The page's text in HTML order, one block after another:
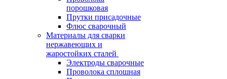
порошковая
Прутки присадочные
Флюс сварочный
Материалы для сварки
нержавеющих и
жаростойких сталей
Электроды сварочные
Проволока сплошная